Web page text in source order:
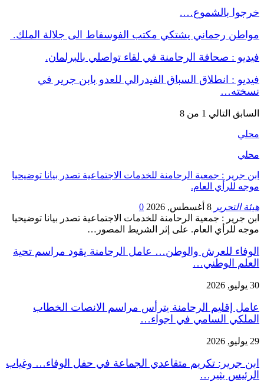
خرجوا بالشموع….
مواطن رحماني يشتكي مكتب الفوسفاط الى جلالة الملك.
فيديو : صحافة الرحامنة في لقاء تواصلي بالبرلمان.
فيديو : انطلاق السباق الفيدرالي للعدو بابن جرير في
نسخته…
السابق التالي 1 من 8
محلي
محلي
ابن جرير : جمعية الرحامنة للخدمات الاجتماعية تصدر بيانا توضيحيا
موجه للرأي العام.
هيئة التحرير 8 أغسطس, 2026
0
ابن جرير : جمعية الرحامنة للخدمات الاجتماعية تصدر بيانا توضيحيا
موجه للرأي العام. على إثر الشريط المصور…
الوفاء للعرش والوطن… عامل الرحامنة يقود مراسم تحية
العلم الوطني…
30 يوليو, 2026
عامل إقليم الرحامنة يترأس مراسم الانصات الخطاب
الملكي السامي في اجواء…
29 يوليو, 2026
ابن جرير: تكريم متقاعدي الجماعة في حفل الوفاء… وغياب
الرئيس يثير…